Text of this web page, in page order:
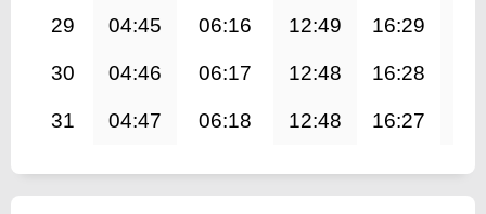
29 04:45 06:16 12:49 16:29
30 04:46 06:17 12:48 16:28
31 04:47 06:18 12:48 16:27